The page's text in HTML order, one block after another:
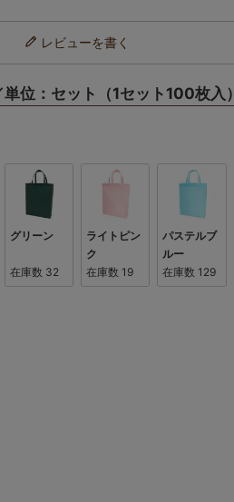
レビューを書く
位：セット（1セット100枚入）
グリーン
在庫数 32
ライトピン
ク
在庫数 19
パステルブ
ルー
在庫数 129